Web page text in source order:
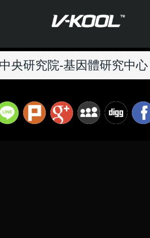
央研究院-基因體研究中